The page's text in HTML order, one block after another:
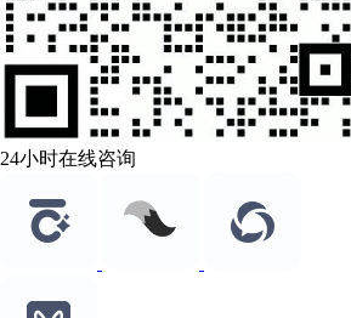
24小时在线咨询